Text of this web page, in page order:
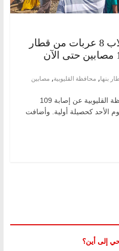
محافظة القليوبية: انقلاب 8 عربات من قطار
بنها, محافظة القليوبية, مصابين
كتب- فارس فكري أعلنت محافظة القليوبية عن إصابة 109
الأحد كحصيلة أولية. وأضافت
إلى أين؟